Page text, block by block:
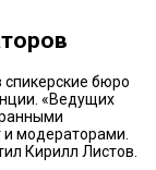
бюро
«Ведущих
модераторами.
Кирилл Листов.